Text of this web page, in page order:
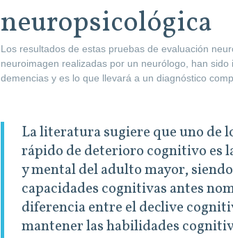
neuropsicológica
Los resultados de estas pruebas de evaluación
neuroimagen realizadas por un neurólogo, han
demencias y es lo que llevará a un diagnóstico
La literatura sugiere que uno de
rápido de deterioro cognitivo es
y mental del adulto mayor,
capacidades cognitivas antes
diferencia entre el declive
mantener las habilidades